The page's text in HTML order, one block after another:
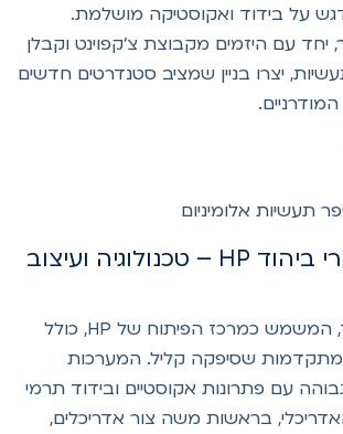
על בידוד ואקוסטיקה מושלמת.
עם היזמים מקבוצת צ'קפוינט וקבלן
יצרו בניין שמציב סטנדרטים חדשים
אלומיניום
17. בניין מרקיורי ביהוד HP – טכנולוגיה ועיצוב
בניין מרקיורי ביהוד, המשמש כמרכז הפיתוח של HP, כולל
שסיפקה קליל. המערכות
עם פתרונות אקוסטיים ובידוד תרמי
בראשות משה צור אדריכלים,